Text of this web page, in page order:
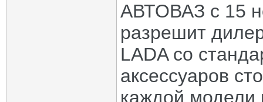
АВТОВАЗ с 15
разрешит
LADA со
аксессуаров
каждой модели